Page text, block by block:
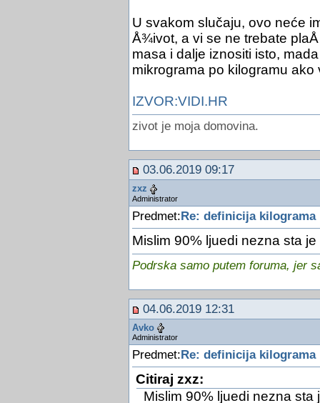
U svakom slučaju, ovo neće
Å¾ivot, a vi se ne trebate
masa i dalje iznositi isto,
mikrograma po kilogramu ako
IZVOR:VIDI.HR
zivot je moja domovina.
03.06.2019 09:17
zxz
Administrator
Predmet:Re: definicija kilograma
Mislim 90% ljuedi nezna sta
Podrska samo putem foruma, jer
04.06.2019 12:31
Avko
Administrator
Predmet: Re: definicija kilograma
Citiraj zxz:
Mislim 90% ljuedi nezna sta